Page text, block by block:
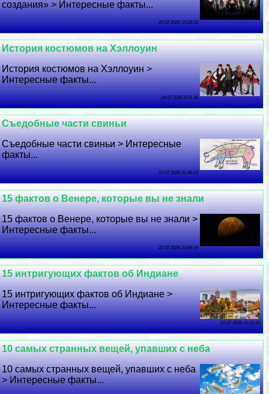
создания» > Интересные факты...
25 07 2026 15:26:53
История костюмов на Хэллоуин
История костюмов на Хэллоуин >
Интересные факты...
24 07 2026 9:51:36
Съедобные части свиньи
Съедобные части свиньи > Интересные
факты...
23 07 2026 21:46:15
15 фактов о Венере, которые вы не знали
15 фактов о Венере, которые вы не знали >
Интересные факты...
22 07 2026 23:46:15
15 интригующих фактов об Индиане
15 интригующих фактов об Индиане >
Интересные факты...
21 07 2026 15:10:20
10 самых странных вещей, упавших с неба
10 самых странных вещей, упавших с неба
> Интересные факты...